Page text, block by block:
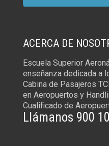
ACERCA DE
Escuela Superior
enseñanza dedicada a
Cabina de Pasajeros
en Aeropuertos y
Cualificado de
Llámanos 900